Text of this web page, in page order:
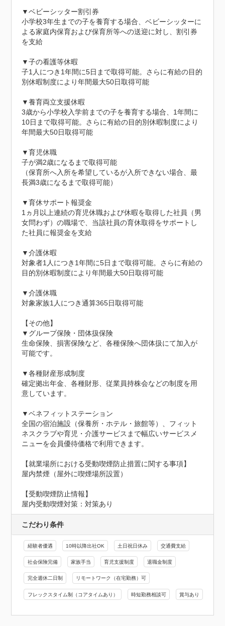
▼ベビーシッター割引券
小学校3年生までの子を養育する場合、ベビーシッターに
よる家庭内保育および保育所等への送迎に対し、割引券
を支給
▼子の看護等休暇
子1人につき1年間に5日まで取得可能。さらに有給の目的
別休暇制度により年間最大50日取得可能
▼養育両立支援休暇
3歳から小学校入学前までの子を養育する場合、1年間に
10日まで取得可能。さらに有給の目的別休暇制度により
年間最大50日取得可能
▼育児休職
子が満2歳になるまで取得可能
（保育所へ入所を希望しているが入所できない場合、最
長満3歳になるまで取得可能）
▼育休サポート報奨金
1ヵ月以上連続の育児休職および休暇を取得した社員（男
女問わず）の職場で、当該社員の育休取得をサポートし
た社員に報奨金を支給
▼介護休暇
対象者1人につき1年間に5日まで取得可能。さらに有給の
目的別休暇制度により年間最大50日取得可能
▼介護休職
対象家族1人につき通算365日取得可能
【その他】
▼グループ保険・団体扱保険
生命保険、損害保険など、各種保険へ団体扱にて加入が
可能です。
▼各種財産形成制度
確定拠出年金、各種財形、従業員持株会などの制度を用
意しています。
▼ベネフィットステーション
全国の宿泊施設（保養所・ホテル・旅館等）、フィット
ネスクラブや育児・介護サービスまで幅広いサービスメ
ニューを会員優待価格で利用できます。
【就業場所における受動喫煙防止措置に関する事項】
屋内禁煙（屋外に喫煙場所設置）
【受動喫煙防止情報】
屋内受動喫煙対策：対策あり
こだわり条件
経験者優遇 10時以降出社OK 土日祝日休み 交通費支給
社会保険完備 家族手当 育児支援制度 退職金制度
完全週休二日制 リモートワーク（在宅勤務）可
フレックスタイム制（コアタイムあり） 時短勤務相談可 賞与あり